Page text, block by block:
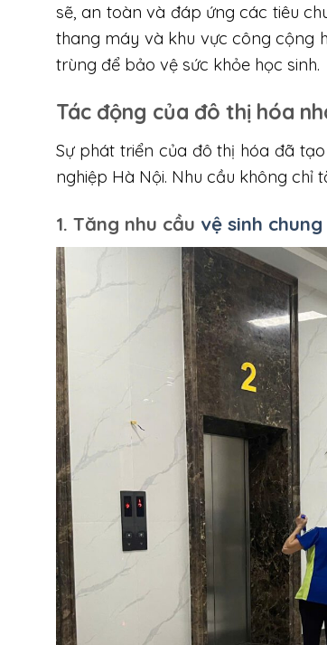
sẽ, an toàn và đáp ứng các tiêu
thang máy và khu vực công cộng
trùng để bảo vệ sức khỏe học sinh.
Tác động của đô thị hóa
Sự phát triển của đô thị hóa đã
nghiệp Hà Nội. Nhu cầu không chỉ
1. Tăng nhu cầu vệ sinh chung